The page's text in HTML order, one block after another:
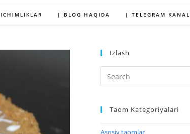
ICHIMLIKLAR | BLOG HAQIDA | TELEGRAM KANAL
Izlash
Taom Kategoriyalari
Asosiy taomlar